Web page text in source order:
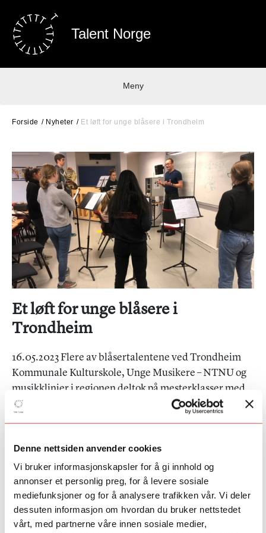
Denne nettsiden anvender cookies
Vi bruker informasjonskapsler for å gi innhold og
annonser et personlig preg, for å levere sosiale
mediefunksjoner og for å analysere trafikken vår. Vi deler
dessuten informasjon om hvordan du bruker nettstedet
vårt, med partnerne våre innen sosiale medier,
Talent Norge
Meny
Forside Nyheter Et løft for unge blåsere i Trondheim
Et løft for unge blåsere i
Trondheim
16.05.2023 Flere av blåsertalentene ved Trondheim
Kommunale Kulturskole, Unge Musikere – NTNU og
musikklinjer i regionen deltok på mesterklasser med
hornist Steinar Granmo Nilsen og fløytist Cecilie
Samlingen var et direkte resultat av Blåserkonferansen om
talentutvikling i sommer, der såkalt «møte med excellence» var
ett av temaene.
- Det er av stor betydning å møtes på tvers av lokale miljøer og
oppleve gjestelærere på et så høyt nivå, sier avdelingsleder